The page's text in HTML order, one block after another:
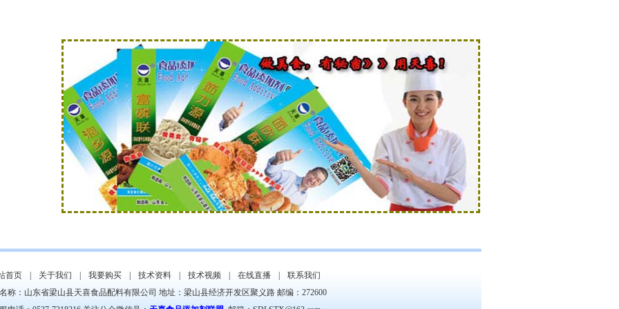
首页 关于我们 我要购买 技术资料 技术视频 在线直播
联系我们
称：山东省梁山县天喜食品配料有限公司 地址： 梁山县经济开发区聚义路 邮编：272600